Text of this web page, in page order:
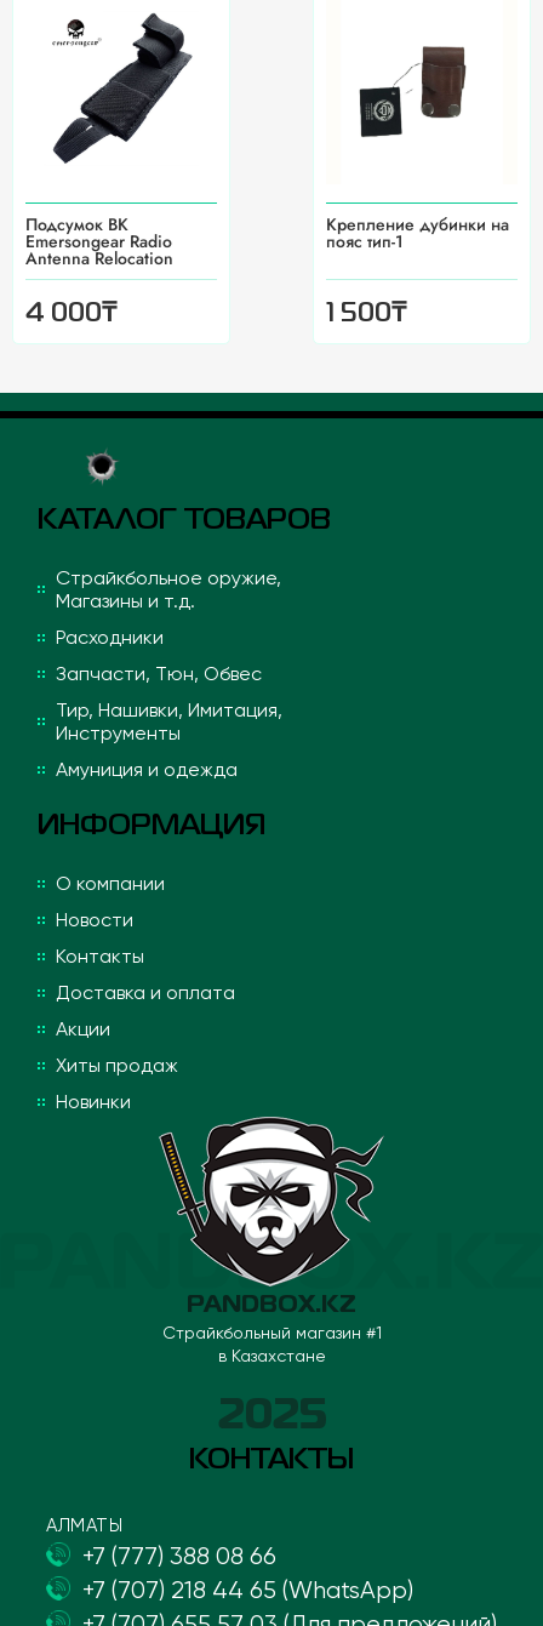
Подсумок BK
Emersongear Radio
Antenna Relocation
4 000₸
Крепление дубинки на
пояс тип-1
1 500₸
КАТАЛОГ ТОВАРОВ
Страйкбольное оружие,
Магазины и т.д.
Расходники
Запчасти, Тюн, Обвес
Тир, Нашивки, Имитация,
Инструменты
Амуниция и одежда
ИНФОРМАЦИЯ
О компании
Новости
Контакты
Доставка и оплата
Акции
Хиты продаж
Новинки
PANDBOX.KZ
Страйкбольный магазин #1
в Казахстане
2025
КОНТАКТЫ
АЛМАТЫ
+7 (777) 388 08 66
+7 (707) 218 44 65 (WhatsApp)